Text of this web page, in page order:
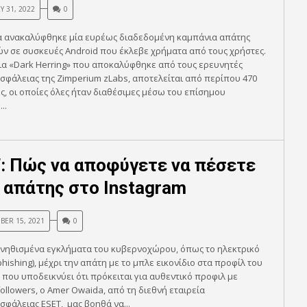
31, 2022 0
μία ευρέως διαδεδομένη καμπάνια απάτης
σε συσκευές Android που έκλεβε χρήματα από τους χρήστες.
«Dark Herring» που αποκαλύφθηκε από τους ερευνητές
της Zimperium zLabs, αποτελείται από περίπου 470
οι οποίες όλες ήταν διαθέσιμες μέσω του επίσημου
Πώς να αποφύγετε να πέσετε
στο Instagram
15, 2021 0
εγκλήματα του κυβερνοχώρου, όπως το ηλεκτρικό
μέχρι την απάτη με το μπλε εικονίδιο στα προφίλ του
υποδεικνύει ότι πρόκειται για αυθεντικό προφιλ με
ο Amer Owaida, από τη διεθνή εταιρεία
ESET, μας βοηθά να...